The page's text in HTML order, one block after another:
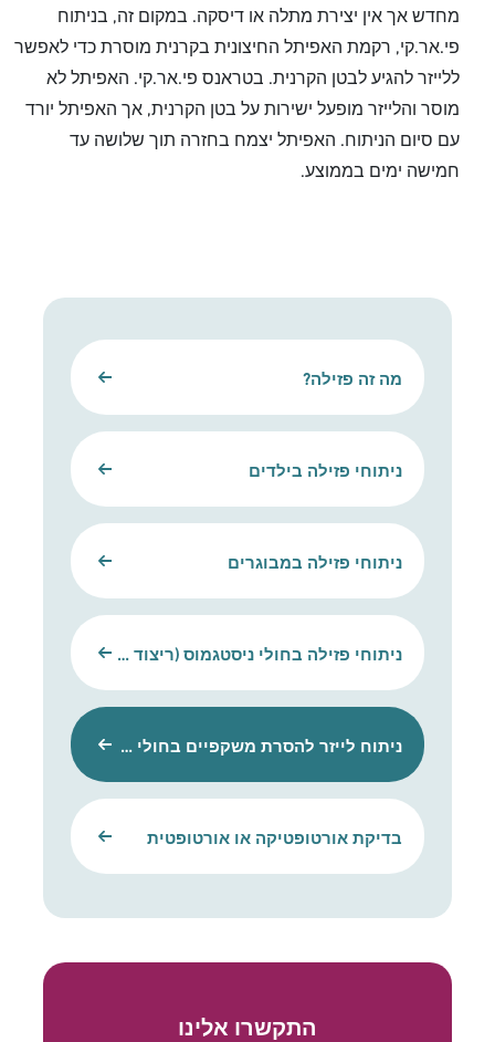
מה זה פזילה?
ניתוחי פזילה בילדים
ניתוחי פזילה במבוגרים
ניתוחי פזילה בחולי ניסטגמוס (ריצוד עיניים)
ניתוח לייזר להסרת משקפיים בחולי פזילה
בדיקת אורטופטיקה או אורטופטית
התקשרו אלינו
מחדש אך אין יצירת מתלה או דיסקה. במקום זה, בניתוח
פי.אר.קי, רקמת האפיתל החיצונית בקרנית מוסרת כדי לאפשר
ללייזר להגיע לבטן הקרנית. בטראנס פי.אר.קי. האפיתל לא
מוסר והלייזר מופעל ישירות על בטן הקרנית, אך האפיתל יורד
עם סיום הניתוח. האפיתל יצמח בחזרה תוך שלושה עד
חמישה ימים בממוצע.